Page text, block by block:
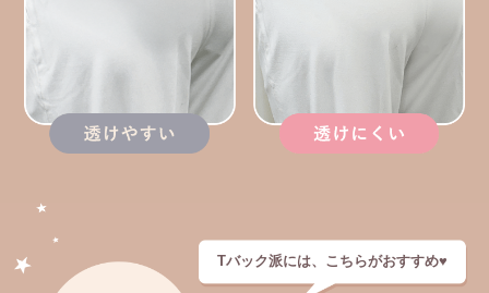
Tバック派には、こちらがおすすめ♥